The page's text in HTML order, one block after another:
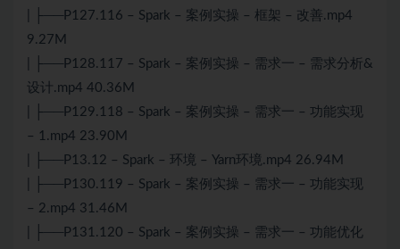
| ├──P127.116 – Spark – 案例实操 – 框架 – 改善.mp4
9.27M
| ├──P128.117 – Spark – 案例实操 – 需求一 – 需求分析&
设计.mp4 40.36M
| ├──P129.118 – Spark – 案例实操 – 需求一 – 功能实现
– 1.mp4 23.90M
| ├──P13.12 – Spark – 环境 – Yarn环境.mp4 26.94M
| ├──P130.119 – Spark – 案例实操 – 需求一 – 功能实现
– 2.mp4 31.46M
| ├──P131.120 – Spark – 案例实操 – 需求一 – 功能优化